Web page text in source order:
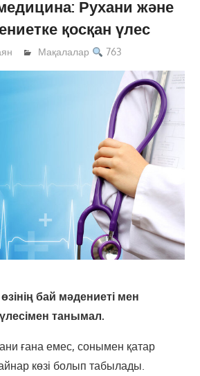
Рухани және
қосқан үлес
Мақалалар 763
бай мәдениеті мен
танымал.
ғана емес, сонымен қатар
көзі болып табылады.